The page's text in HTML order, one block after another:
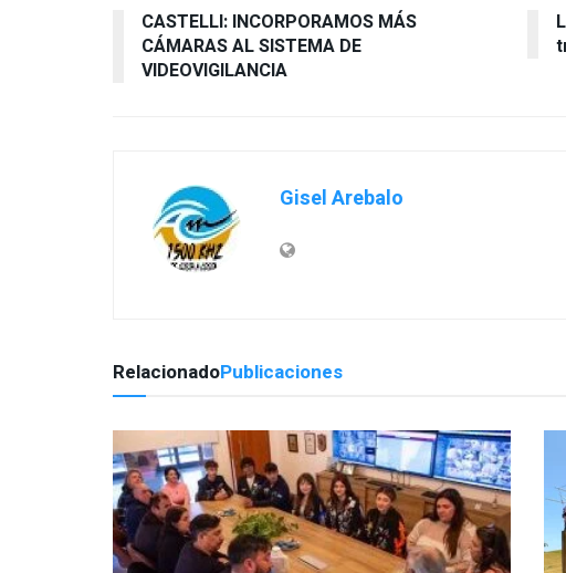
CASTELLI: INCORPORAMOS MÁS
CÁMARAS AL SISTEMA DE
VIDEOVIGILANCIA
Gisel Arebalo
RelacionadoPublicaciones